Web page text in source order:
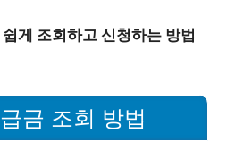
게 조회하고 신청하는 방법
금 조회 방법